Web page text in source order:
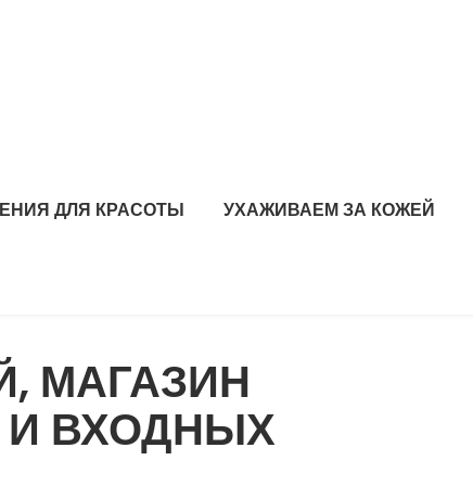
ДЛЯ КРАСОТЫ УХАЖИВАЕМ ЗА КОЖЕЙ
МАГАЗИН
ВХОДНЫХ